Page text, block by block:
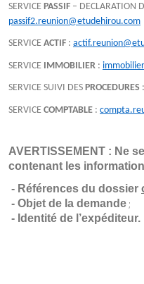
SERVICE PASSIF – DECLARATION
passif2.reunion@etudehirou.com
SERVICE ACTIF :
SERVICE IMMOBILIER :
SERVICE SUIVI DES PROCEDURES :
SERVICE COMPTABLE :
AVERTISSEMENT : Ne
contenant les
- Références du dossier
- Objet de la demande ;
- Identité de l’expéditeur.